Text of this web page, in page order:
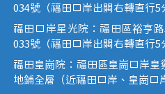
034號（福田口岸出關右轉直行5
福田口岸星光院：福田區裕亨
033號（福田口岸出關右轉直行5
福田皇崗院：福田區皇崗口岸皇
地鋪全層（近福田口岸、皇崗口